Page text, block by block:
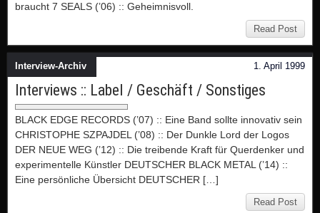
braucht 7 SEALS (’06) :: Geheimnisvoll.
Read Post
1. April 1999
Interview-Archiv
Interviews :: Label / Geschäft / Sonstiges
BLACK EDGE RECORDS (’07) :: Eine Band sollte innovativ sein
CHRISTOPHE SZPAJDEL (’08) :: Der Dunkle Lord der Logos
DER NEUE WEG (’12) :: Die treibende Kraft für Querdenker und
experimentelle Künstler DEUTSCHER BLACK METAL (’14) ::
Eine persönliche Übersicht DEUTSCHER […]
Read Post